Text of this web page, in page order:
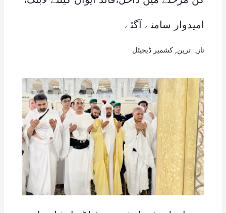
امیدوار سامنے آگئے
تازہ ترین کشمیر ڈیجیٹل